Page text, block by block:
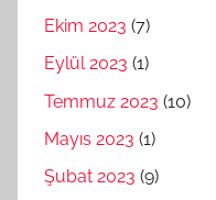
Ekim 2023 (7)
Eylül 2023 (1)
Temmuz 2023 (10)
Mayıs 2023 (1)
Şubat 2023 (9)